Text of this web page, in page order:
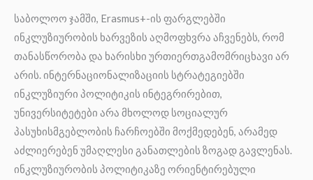
საბოლოო ჯამში, Erasmus+-ის ფარგლებში
ინკლუზიურობის ხარვეზის აღმოფხვრა აჩვენებს, რომ
თანასწორობა და ხარისხი ურთიერთგამომრიცხავი არ
არის. ინტერნაციონალიზაციის სტრატეგიებში
ინკლუზიური პოლიტიკის ინტეგრირებით,
უნივერსიტეტები არა მხოლოდ სოციალურ
პასუხისმგებლობის ჩარჩოებში მოქმედებენ, არამედ
აძლიერებენ უმაღლესი განათლების ზოგად გავლენას.
ინკლუზიურობის პოლიტიკაზე ორიენტირებული